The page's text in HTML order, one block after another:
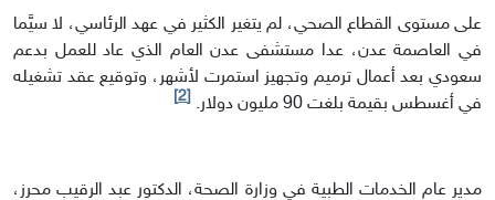
على مستوى القطاع الصحي، لم يتغير الكثير في عهد الرئاسي، لا سيَّما
في العاصمة عدن، عدا مستشفى عدن العام الذي عاد للعمل بدعم
سعودي بعد أعمال ترميم وتجهيز استمرت لأشهر، وتوقيع عقد تشغيله
في أغسطس بقيمة بلغت 90 مليون دولار.
مدير عام الخدمات الطبية في وزارة الصحة، الدكتور عبد الرقيب محرز،